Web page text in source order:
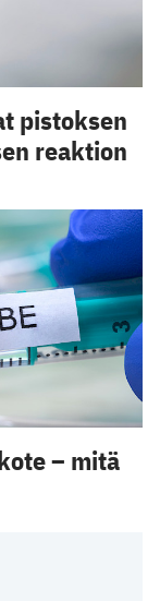
pistoksen
reaktion
– mitä